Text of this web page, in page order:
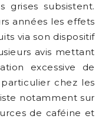
grises subsistent.
années les effets
via son dispositif
avis mettant
excessive de
chez les
notamment sur
de caféine et